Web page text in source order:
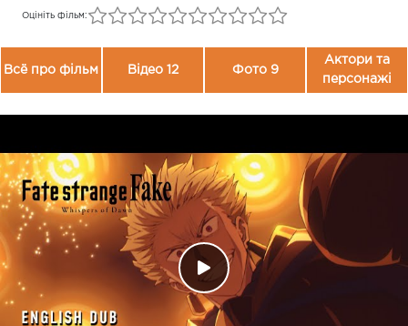
Оцініть фільм:
Всё про фільм Відео 12 Фото 9
Актори та
персонажі